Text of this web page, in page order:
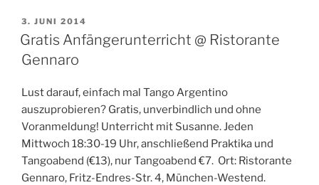
VERÖFFENTLICHT
AM
3. JUNI 2014
Gratis Anfängerunterricht @ Ristorante
Gennaro
Lust darauf, einfach mal Tango Argentino
auszuprobieren? Gratis, unverbindlich und ohne
Voranmeldung! Unterricht mit Susanne. Jeden
Mittwoch 18:30-19 Uhr, anschließend Praktika und
Tangoabend (€13), nur Tangoabend €7. Ort: Ristorante
Gennaro, Fritz-Endres-Str. 4, München-Westend.